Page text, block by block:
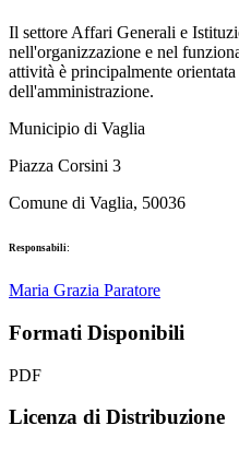
Il settore Affari Generali e
nell'organizzazione e nel
attività è principalmente
dell'amministrazione.
Municipio di Vaglia
Piazza Corsini 3
Comune di Vaglia, 50036
Responsabili:
Maria Grazia Paratore
Formati Disponibili
PDF
Licenza di Distribuzione